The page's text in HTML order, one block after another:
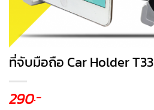
ที่จับมือถือ Car Holder
290.-